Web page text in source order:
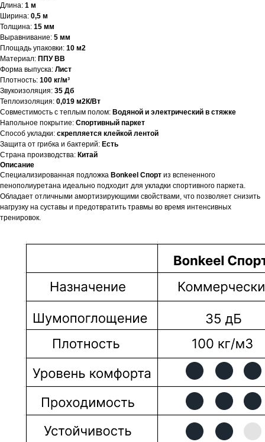
Длина: 1 м
Ширина: 0,5 м
Толщина: 15 мм
Выравнивание: 5 мм
Площадь упаковки: 10 м2
Материал: ППУ ВВ
Форма выпуска: Лист
Плотность: 100 кг/м³
Звукоизоляция: 35 Дб
Теплоизоляция: 0,019 м2К/Вт
Совместимость с теплым полом: Водяной и электрический в стяжке
Напольное покрытие: Спортивный паркет
Способ укладки: скрепляется клейкой лентой
Защита от грибка и бактерий: Есть
Страна производства: Китай
Описание
Специализированная подложка Bonkeel Спорт из вспененного
пенополиуретана идеально подходит для укладки спортивного паркета.
Обладает отличными амортизирующими свойствами, что позволяет снизить
нагрузку на суставы и предотвратить травмы во время интенсивных
тренировок.